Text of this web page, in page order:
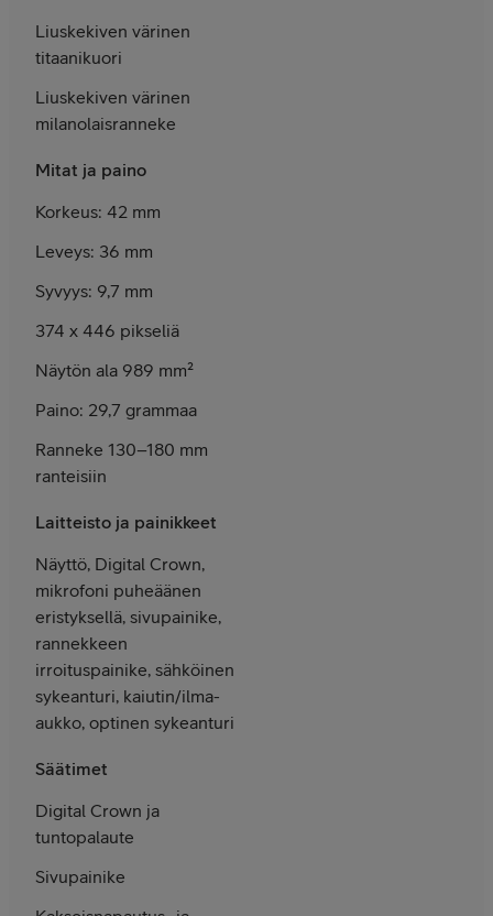
Liuskekiven värinen
titaanikuori
Liuskekiven värinen
milanolaisranneke
Mitat ja paino
Korkeus: 42 mm
Leveys: 36 mm
Syvyys: 9,7 mm
374 x 446 pikseliä
Näytön ala 989 mm²
Paino: 29,7 grammaa
Ranneke 130–180 mm
ranteisiin
Laitteisto ja painikkeet
Näyttö, Digital Crown,
mikrofoni puheäänen
eristyksellä, sivupainike,
rannekkeen
irroituspainike, sähköinen
sykeanturi, kaiutin/ilma-
aukko, optinen sykeanturi
Säätimet
Digital Crown ja
tunto­palaute
Sivu­painike